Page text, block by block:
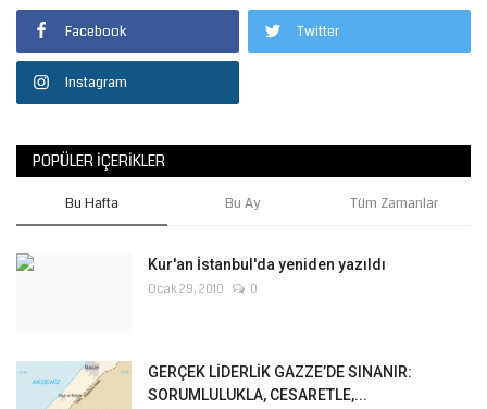
Facebook Twitter
Instagram
POPÜLER İÇERIKLER
Bu Hafta Bu Ay Tüm Zamanlar
Kur'an İstanbul'da yeniden yazıldı
Ocak 29, 2010 0
GERÇEK LİDERLİK GAZZE’DE SINANIR:
SORUMLULUKLA, CESARETLE,...